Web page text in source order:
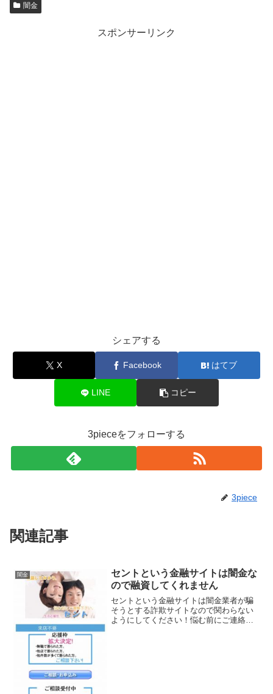
闇金
スポンサーリンク
シェアする
X Facebook はてブ
LINE コピー
3pieceをフォローする
3piece
関連記事
闇金
セントという金融サイトは闇金な
ので融資してくれません
セントという金融サイトは闇金業者が騙
そうとする詐欺サイトなので関わらない
ようにしてください！悩む前にご連絡下